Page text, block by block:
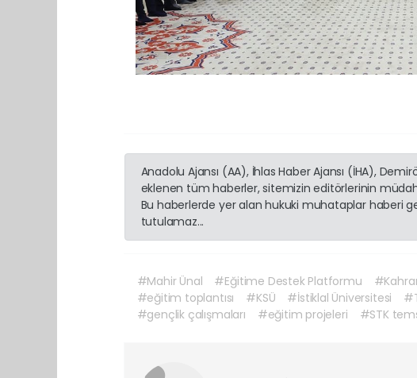
Anadolu Ajansı (AA), İhlas Haber Ajansı (İHA),
eklenen tüm haberler, sitemizin editörlerinin
Bu haberlerde yer alan hukuki muhataplar haberi
tutulamaz...
#Mahir Ünal #Eğitime Destek Platformu
#eğitim toplantısı
#KSÜ #İstiklal Üniversitesi
#gençlik çalışmaları
#eğitim projeleri #STK